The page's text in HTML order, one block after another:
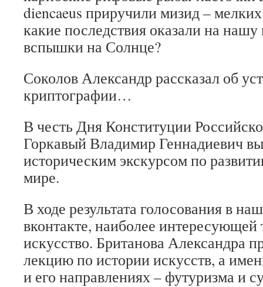
diencaeus приручили мизид –
какие последствия оказали на нашу
вспышки на Солнце?
Соколов Александр рассказал об
криптографии…
В честь Дня Конституции
Горкавый Владимир Геннадиевич
историческим экскурсом по
мире.
В ходе результата голосования в
вконтакте, наиболее интересующей
искусство. Британова Александра
лекцию по истории искусств, а
и его направлениях – футуризма и